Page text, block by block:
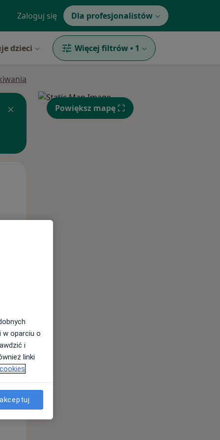
Zaloguj się Dla profesjonalistów
dzieci Więcej filtrów • 1
Śr,
12 Sie
Powiększ mapę
w oparciu o
i
linki